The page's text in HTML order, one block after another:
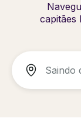
capitães